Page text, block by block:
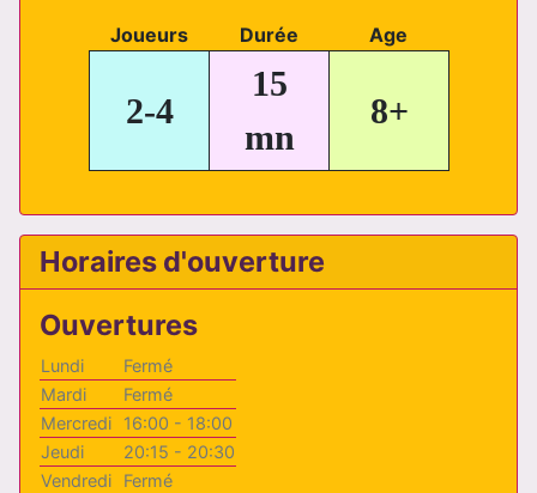
Joueurs Durée Age
2-4
15
mn
8+
Horaires d'ouverture
Ouvertures
Lundi
Fermé
Mardi
Fermé
Mercredi
16:00 - 18:00
Jeudi
20:15 - 20:30
Vendredi
Fermé